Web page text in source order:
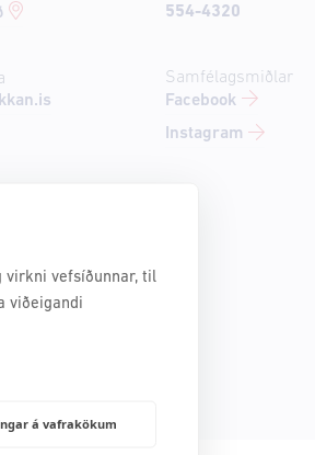
virkni vefsíðunnar, til
viðeigandi
á vafrakökum
554-4320
Samfélagsmiðlar
Facebook
Instagram